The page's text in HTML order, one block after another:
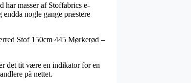
har masser af Stoffabrics e-
nogle gange præstere
Stof 150cm 445 Mørkerød –
det tit være en indikator for en
på nettet.